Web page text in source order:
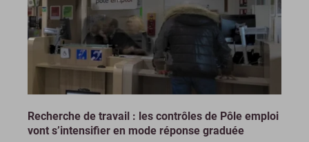
Recherche de travail : les contrôles de Pôle emploi
vont s’intensifier en mode réponse graduée